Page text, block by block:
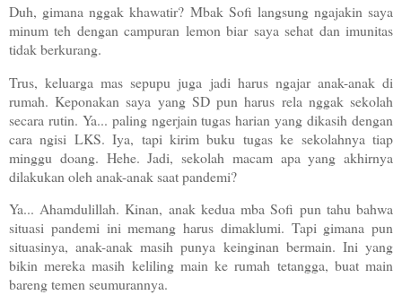
Duh, gimana nggak khawatir? Mbak Sofi langsung ngajakin saya
minum teh dengan campuran lemon biar saya sehat dan imunitas
tidak berkurang.
Trus, keluarga mas sepupu juga jadi harus ngajar anak-anak di
rumah. Keponakan saya yang SD pun harus rela nggak sekolah
secara rutin. Ya... paling ngerjain tugas harian yang dikasih dengan
cara ngisi LKS. Iya, tapi kirim buku tugas ke sekolahnya tiap
minggu doang. Hehe. Jadi, sekolah macam apa yang akhirnya
dilakukan oleh anak-anak saat pandemi?
Ya... Ahamdulillah. Kinan, anak kedua mba Sofi pun tahu bahwa
situasi pandemi ini memang harus dimaklumi. Tapi gimana pun
situasinya, anak-anak masih punya keinginan bermain. Ini yang
bikin mereka masih keliling main ke rumah tetangga, buat main
bareng temen seumurannya.